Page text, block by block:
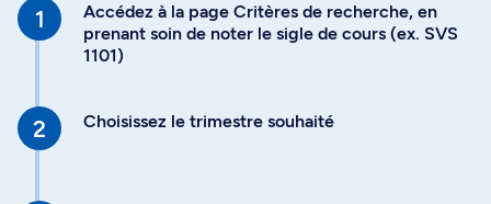
Accédez à la page Critères de recherche, en
prenant soin de noter le sigle de cours (ex. SVS
1101)
Choisissez le trimestre souhaité